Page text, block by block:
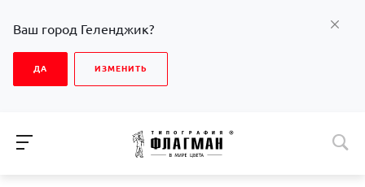
Ваш город Геленджик?
ДА ИЗМЕНИТЬ